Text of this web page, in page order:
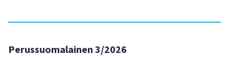
Perussuomalainen 3/2026